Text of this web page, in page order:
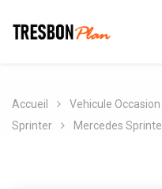
Accueil Vehicule Occasion
Sprinter
Mercedes